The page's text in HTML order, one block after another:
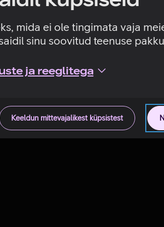
mida ei ole tingimata vaja
sinu soovitud teenuse
ja reeglitega
Keeldun mittevajalikest küpsistest